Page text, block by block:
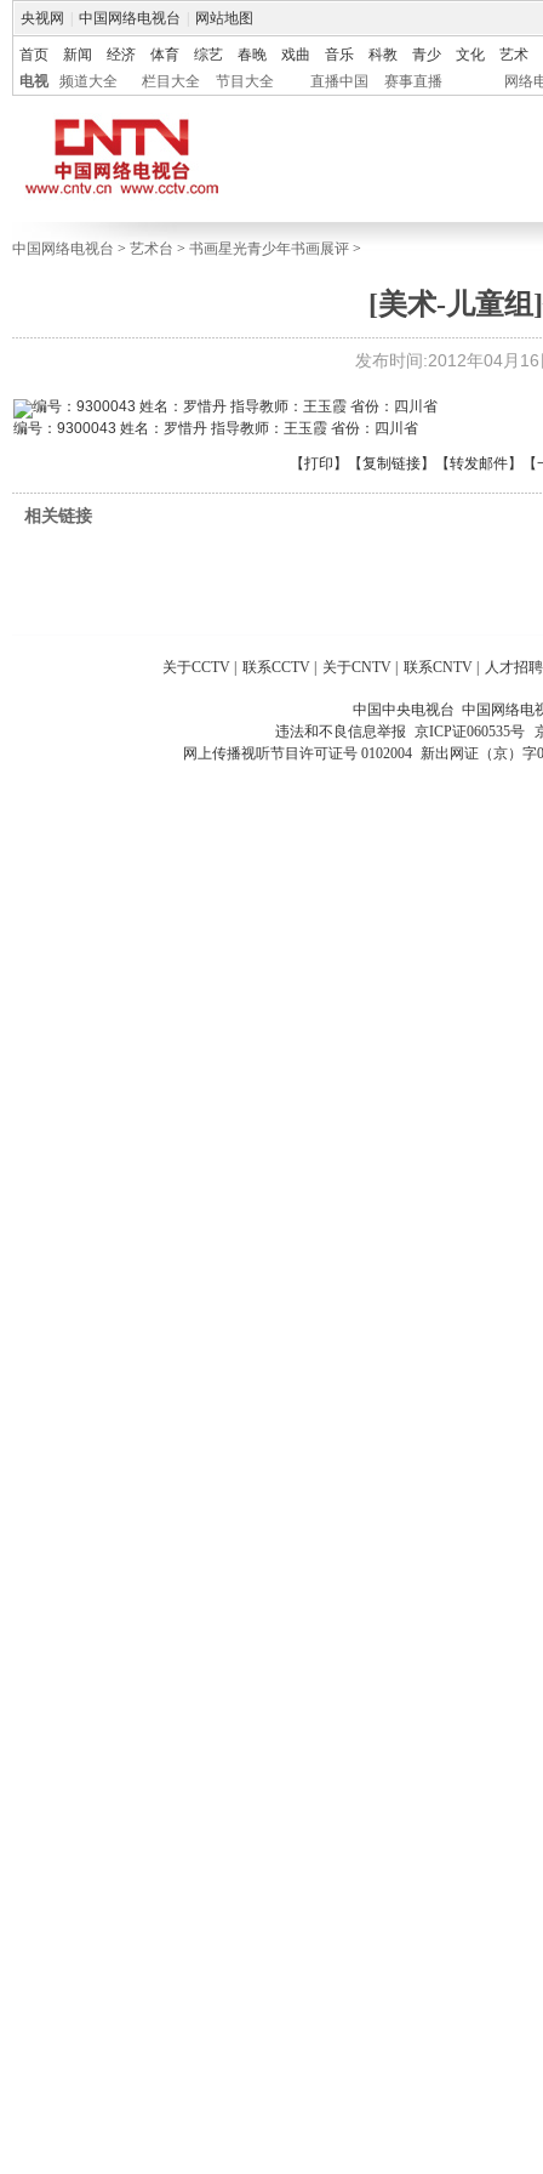
央视网 中国网络电视台 网站地图
首页 新闻 经济 体育 综艺 春晚 戏曲 音乐 科教 青少 文化
艺术
电视
频道大全 栏目大全 节目大全 直播中国 赛事直播 网络
中国网络电视台 > 艺术台 > 书画星光青少年书画展评 >
[美术-儿童组
发布时间:2012年04月
编号：9300043 姓名：罗惜丹 指导教师：王玉霞 省份：四川省
【打印 】【复制链接】【转发邮件】
相关链接
关于CCTV 联系CCTV 关于CNTV 联系CNTV 人才招聘
中国中央电视台 中国网络电
违法和不良信息举报 京ICP证060535号
网上传播视听节目许可证号 0102004 新出网证（京）